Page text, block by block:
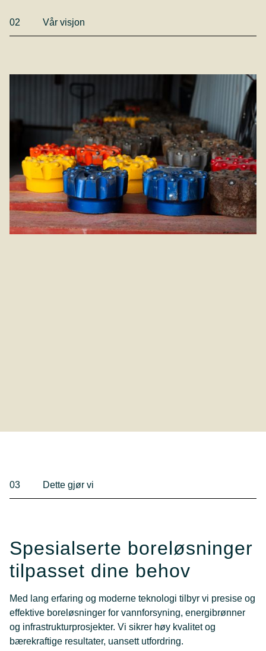
02 Vår visjon
03 Dette gjør vi
Spesialserte boreløsninger
tilpasset dine behov
Med lang erfaring og moderne teknologi tilbyr vi presise og
effektive boreløsninger for vannforsyning, energibrønner
og infrastrukturprosjekter. Vi sikrer høy kvalitet og
bærekraftige resultater, uansett utfordring.